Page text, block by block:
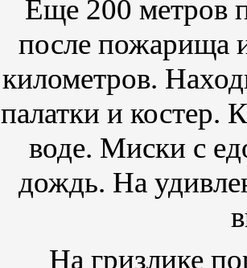
Еще200 метров
после пожарища
километров.
палатки и костер.
воде. Миски с
дождь. На
На гризлике